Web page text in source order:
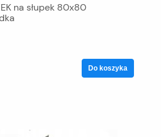
na słupek 80x80
Do koszyka